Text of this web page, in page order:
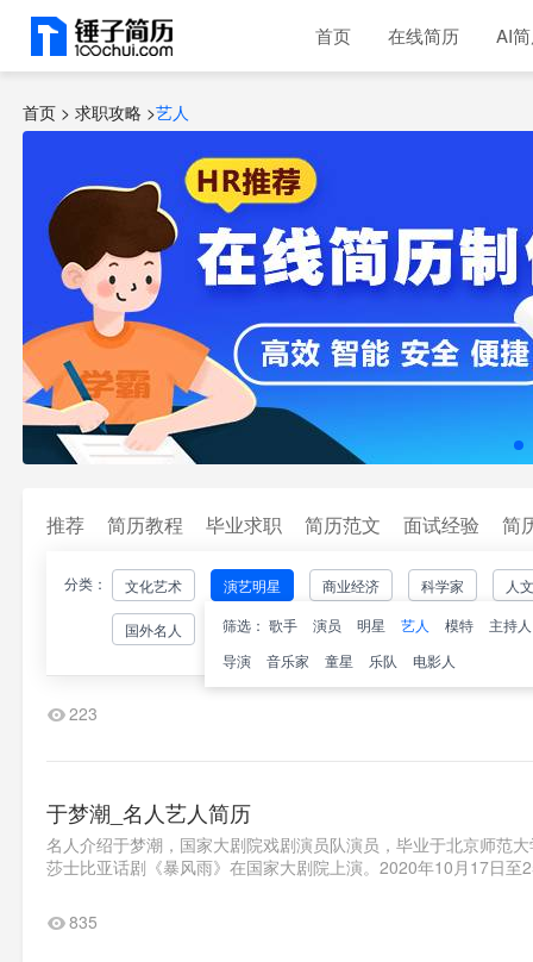
首页 在线简历 AI
首页 > 求职攻略 >艺人
推荐 简历教程 毕业求职 简历范文 面试经验 简
分类： 文化艺术
演艺明星
筛选： 歌手 演员 明星 艺人 模特
主持人
导演
音乐家 童星 乐队 电影人
商业经济 科学家 人
国外名人 军事人物
Michaelkocianova_名人艺人简历
名人介绍MichaelaKocianova是2007年维多利亚的秘密
MichaelaKocianova气质高贵，更是高级定制品牌的宠儿，无论
223
于梦潮_名人艺人简历
名人介绍于梦潮，国家大剧院戏剧演员队演员，毕业于北京师范
莎士比亚话剧《暴风雨》在国家大剧院上演。2020年10月17日
835